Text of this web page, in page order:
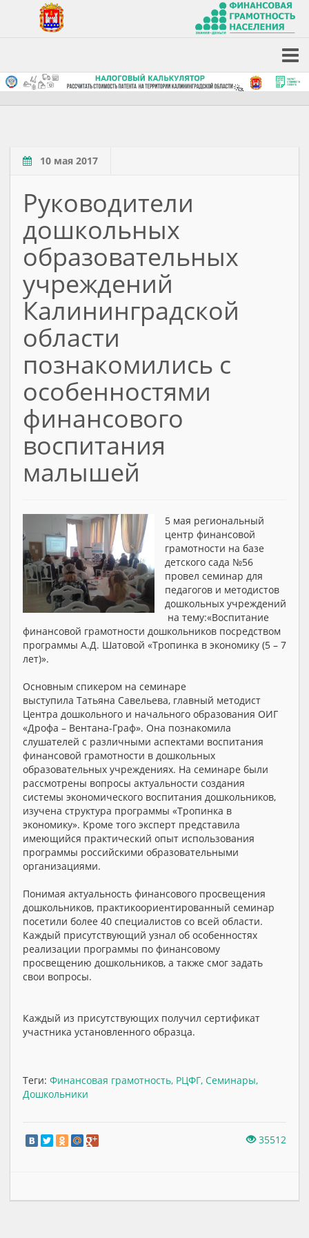
10 мая 2017
Руководители
дошкольных
образовательных
учреждений
Калининградской
области
познакомились с
особенностями
финансового
воспитания
малышей
5 мая региональный
центр финансовой
грамотности на базе
детского сада №56
провел семинар для
педагогов и методистов
дошкольных учреждений
на тему:«Воспитание
финансовой грамотности дошкольников посредством
программы А.Д. Шатовой «Тропинка в экономику (5 – 7
лет)».
Основным спикером на семинаре
выступила Татьяна Савельева, главный методист
Центра дошкольного и начального образования ОИГ
«Дрофа – Вентана-Граф». Она познакомила
слушателей с различными аспектами воспитания
финансовой грамотности в дошкольных
образовательных учреждениях. На семинаре были
рассмотрены вопросы актуальности создания
системы экономического воспитания дошкольников,
изучена структура программы «Тропинка в
экономику». Кроме того эксперт представила
имеющийся практический опыт использования
программы российскими образовательными
организациями.
Понимая актуальность финансового просвещения
дошкольников, практикоориентированный семинар
посетили более 40 специалистов со всей области.
Каждый присутствующий узнал об особенностях
реализации программы по финансовому
просвещению дошкольников, а также смог задать
свои вопросы.
Каждый из присутствующих получил сертификат
участника установленного образца.
Теги: Финансовая грамотность, РЦФГ, Семинары,
Дошкольники
35512